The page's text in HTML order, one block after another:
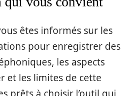
êtes informés sur les
pour enregistrer des
les aspects
et les limites de cette